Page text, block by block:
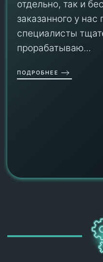
отдельно, так и
заказанного у
специалисты
прорабатываю...
ПОДРОБНЕЕ